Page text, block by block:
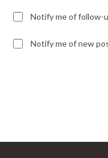
Notify me of follow-
Notify me of new